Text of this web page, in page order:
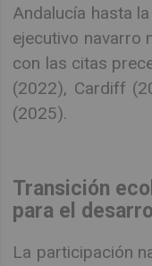
Andalucía hasta
ejecutivo navarro
con las citas
(2022), Cardiff
(2025).
Transición
para el
La participación